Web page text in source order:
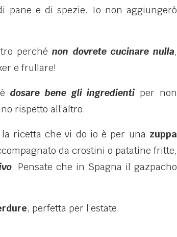
pane e di spezie. Io non aggiungerò
perchénon dovrete cucinare nulla,
e frullare!
è dosare bene gli ingredienti per non
rispetto all’altro.
ricetta che vi do io è per una zuppa
da crostini o patatine fritte,
. Pensate che in Spagna il gazpacho
, perfetta per l’estate.